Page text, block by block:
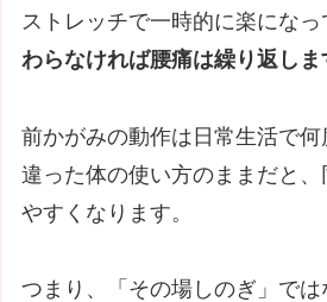
ストレッチで一時的に楽になっ
わらなければ腰痛は繰り返しま
前かがみの動作は日常生活で
違った体の使い方のままだと、
やすくなります。
つまり、「その場しのぎ」では